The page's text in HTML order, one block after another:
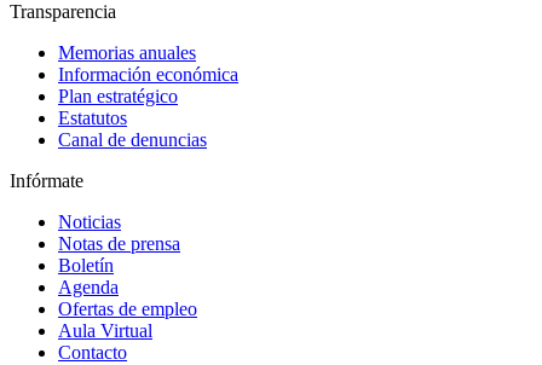
Transparencia
Memorias anuales
Información económica
Plan estratégico
Estatutos
Canal de denuncias
Infórmate
Noticias
Notas de prensa
Boletín
Agenda
Ofertas de empleo
Aula Virtual
Contacto